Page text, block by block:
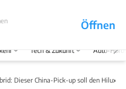
Öffnen
Abo
Menü
Tech & Zukunft Auto-
Dieser China-Pick-up soll den Hilux